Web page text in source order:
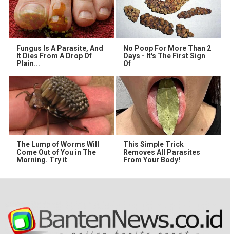
Fungus Is A Parasite, And
It Dies From A Drop Of
Plain...
No Poop For More Than 2
Days - It's The First Sign
Of
The Lump of Worms Will
Come Out of You in The
Morning. Try it
This Simple Trick
Removes All Parasites
From Your Body!